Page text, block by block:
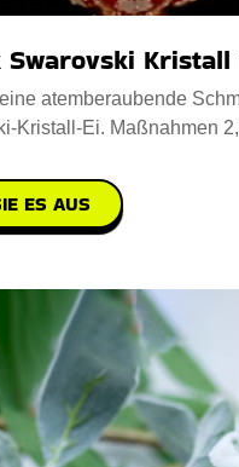
Swarovski Kristall
atemberaubende
Kristall-Ei. Maßnahmen
ES AUS